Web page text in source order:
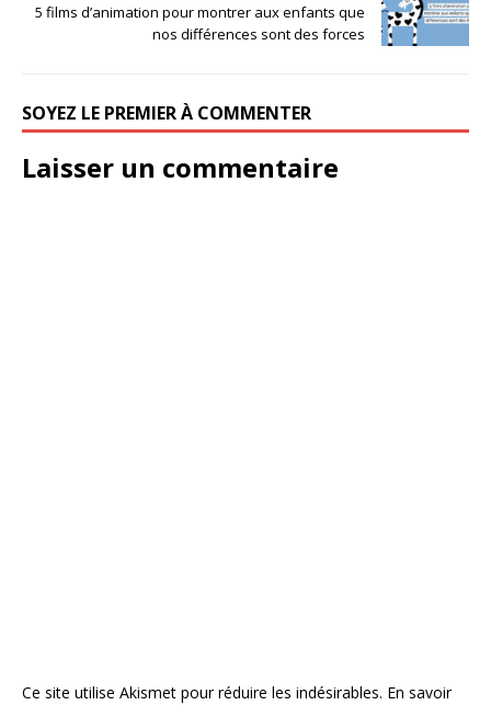
5 films d’animation pour montrer aux enfants que
nos différences sont des forces
SOYEZ LE PREMIER À COMMENTER
Laisser un commentaire
Ce site utilise Akismet pour réduire les indésirables. En savoir